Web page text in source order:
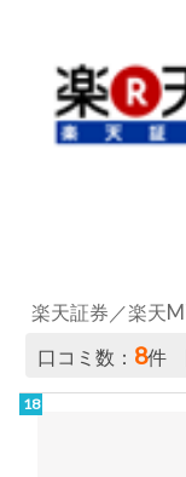
楽天証券／楽天
口コミ数： 8件